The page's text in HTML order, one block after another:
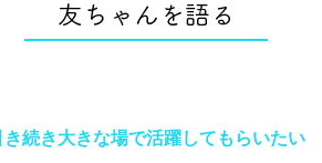
き続き大きな場で活躍してもらいた